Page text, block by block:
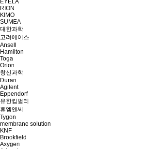
EYELA
RION
KIMO
SUMEA
대한과학
고려에이스
Ansell
Hamilton
Toga
Orion
창신과학
Duran
Agilent
Eppendorf
유한킴벌리
휴엠앤씨
Tygon
membrane solution
KNF
Brookfield
Axygen